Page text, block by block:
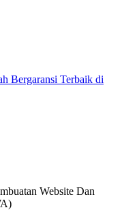
Bergaransi Terbaik di
Website Dan